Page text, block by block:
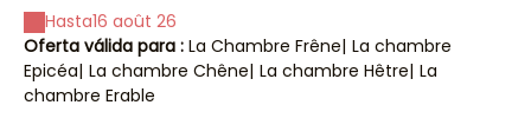
Hasta16 août 26
Oferta válida para : La Chambre Frêne| La chambre
Epicéa| La chambre Chêne| La chambre Hêtre| La
chambre Erable